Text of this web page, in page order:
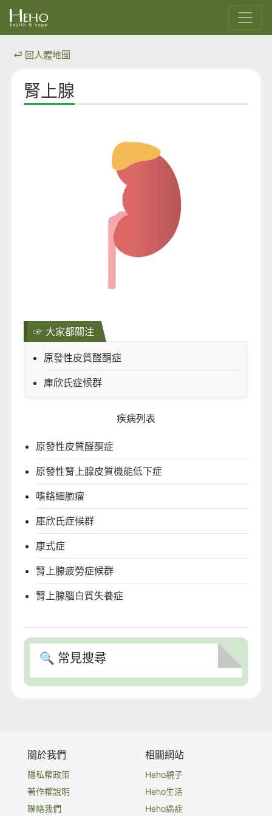
⏎ 回人體地圖
腎上腺
☞ 大家都關注
原發性皮質醛酮症
庫欣氏症候群
疾病列表
原發性皮質醛酮症
原發性腎上腺皮質機能低下症
嗜鉻細胞瘤
庫欣氏症候群
康式症
腎上腺疲勞症候群
腎上腺腦白質失養症
🔍 常見搜尋
關於我們
隱私權政策
著作權說明
聯絡我們
相關網站
Heho親子
Heho生活
Heho癌症